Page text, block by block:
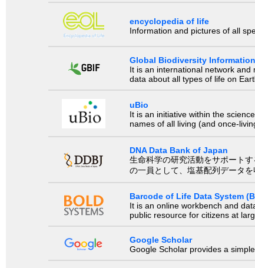
encyclopedia of life
Information and pictures of all
Global Biodiversity
It is an international network
data about all types of life on
uBio
It is an initiative within the
names of all living (and once-
DNA Data Bank of Japan
生命科学の研究活動をサポート
の一員として、塩基配列データ
Barcode of Life Data System
It is an online workbench and
public resource for citizens at
Google Scholar
Google Scholar provides a